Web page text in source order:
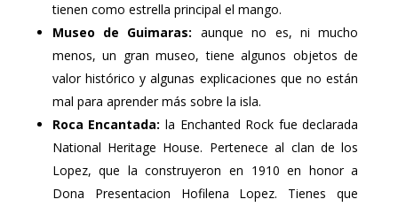
tienen como estrella principal el mango.
Museo de Guimaras: aunque no es, ni mucho
menos, un gran museo, tiene algunos objetos de
valor histórico y algunas explicaciones que no están
mal para aprender más sobre la isla.
Roca Encantada: la Enchanted Rock fue declarada
National Heritage House. Pertenece al clan de los
Lopez, que la construyeron en 1910 en honor a
Dona Presentacion Hofilena Lopez. Tienes que